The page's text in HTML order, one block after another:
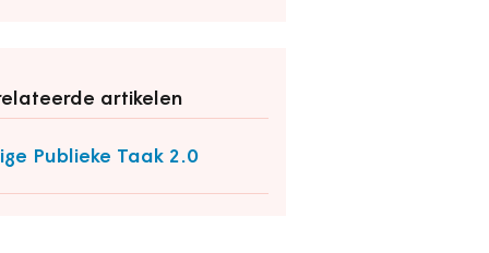
artikelen
Publieke Taak 2.0